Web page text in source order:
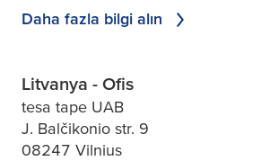
Daha fazla bilgi alın
Litvanya - Ofis
tesa tape UAB
J. Balčikonio str. 9
08247 Vilnius